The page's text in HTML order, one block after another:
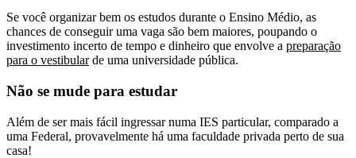
Se você organizar bem os estudos durante o Ensino Médio, as
chances de conseguir uma vaga são bem maiores, poupando o
investimento incerto de tempo e dinheiro que envolve a preparação
para o vestibularde uma universidade pública.
Não se mude para estudar
Além de ser mais fácil ingressar numa IES particular, comparado a
uma Federal, provavelmente há uma faculdade privada perto de sua
casa!